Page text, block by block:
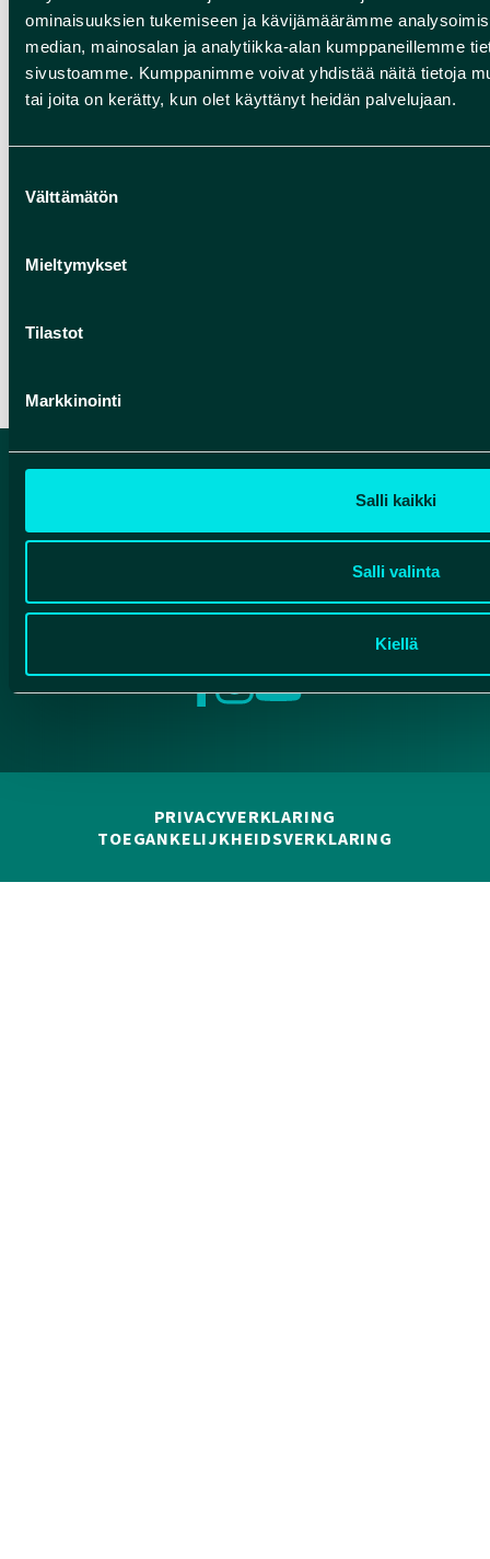
ominaisuuksien tukemiseen ja kävijämäärämme
median, mainosalan ja analytiikka-alan kumppaneillemme
sivustoamme. Kumppanimme voivat yhdistää näitä tietoja
tai joita on kerätty, kun olet käyttänyt heidän palvelujaan.
valinta
Välttämätön
Mieltymykset
Tilastot
Markkinointi
Salli kaikki
Salli valinta
Kiellä
Oulujärven retkeilyalue, joka sijaitsee Vaalassa,
tarjoaa laajemmat mahdollisuudet
majoittumiseen luonnon helmassa. Teltan voi
pystyttää niille varatuille paikoille, joissa myös
vuokramökin tai elämyksellisen
Facebook
Instagram
YouTube
PRIVACYVERKLARING
TOEGANKELIJKHEIDSVERKLARING